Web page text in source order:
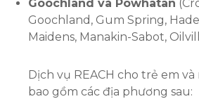
Goochland và Powhatan
Goochland, Gum Spring,
Maidens, Manakin-Sabot,
Dịch vụ REACH cho trẻ em
bao gồm các địa phương sau: